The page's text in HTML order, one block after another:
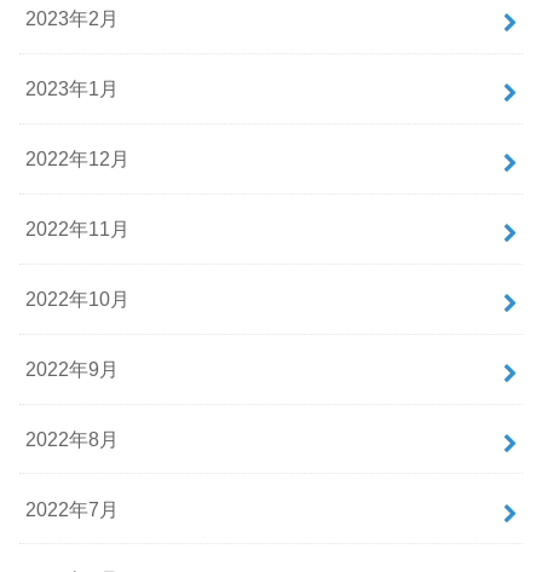
2023年2月
2023年1月
2022年12月
2022年11月
2022年10月
2022年9月
2022年8月
2022年7月